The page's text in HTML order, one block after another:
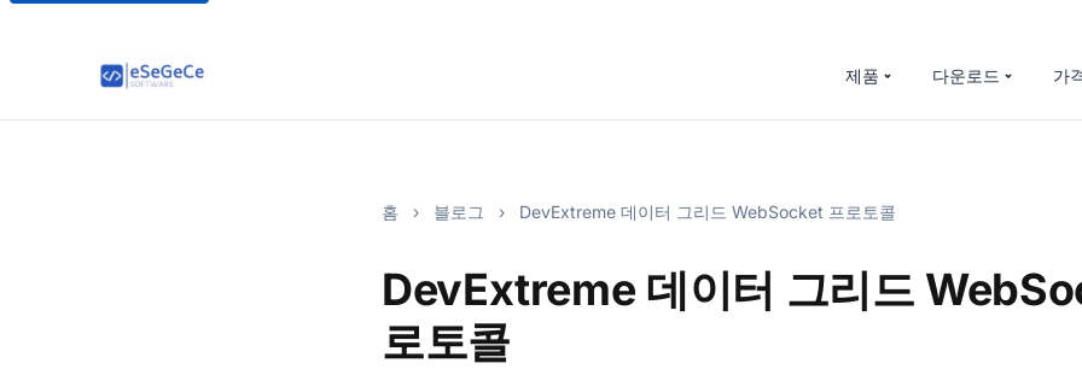
제품 다운로드 가
홈 › 블로그 › DevExtreme 데이터 그리드 WebSocket 프로토콜
DevExtreme 데이터 그리드
로토콜